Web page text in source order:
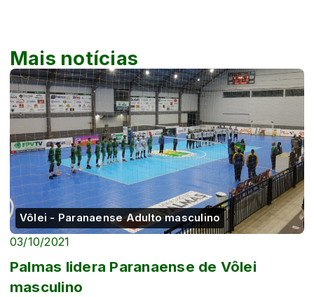
Mais notícias
Vôlei - Paranaense Adulto masculino
03/10/2021
Palmas lidera Paranaense de Vôlei
masculino